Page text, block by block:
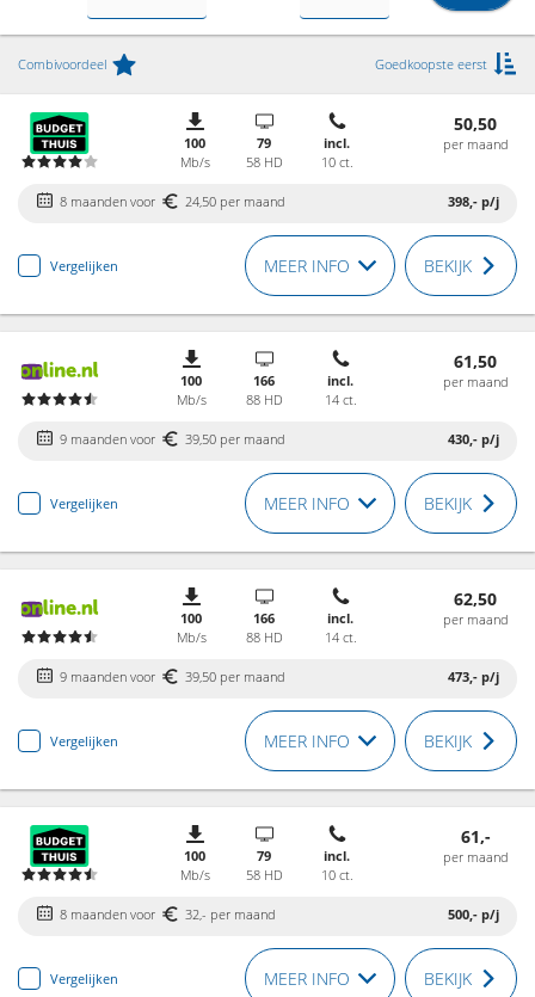
Combivoordeel Goedkoopste eerst
100
Mb/s
79
58 HD
incl.
10 ct.
50,50
per maand
8 maanden voor 24,50 per maand 398,- p/j
Vergelijken MEER INFO BEKIJK
100
Mb/s
166
88 HD
incl.
14 ct.
61,50
per maand
9 maanden voor 39,50 per maand 430,- p/j
Vergelijken MEER INFO BEKIJK
100
Mb/s
166
88 HD
incl.
14 ct.
62,50
per maand
9 maanden voor 39,50 per maand 473,- p/j
Vergelijken MEER INFO BEKIJK
100
Mb/s
79
58 HD
incl.
10 ct.
61,-
per maand
8 maanden voor 32,- per maand 500,- p/j
Vergelijken MEER INFO BEKIJK